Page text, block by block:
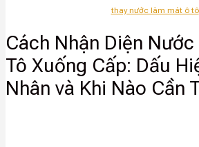
thay nước làm mát ô tô
Cách Nhận Diện
Tô Xuống Cấp: Dấu
Nhân và Khi Nào Cần